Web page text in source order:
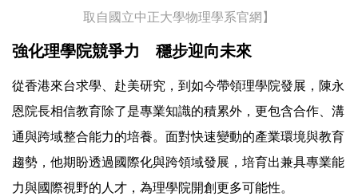
取自國立中正大學物理學系官網】
強化理學院競爭力 穩步迎向未來
從香港來台求學、赴美研究，到如今帶領理學院發展，陳永
恩院長相信教育除了是專業知識的積累外，更包含合作、溝
通與跨域整合能力的培養。面對快速變動的產業環境與教育
趨勢，他期盼透過國際化與跨領域發展，培育出兼具專業能
力與國際視野的人才，為理學院開創更多可能性。